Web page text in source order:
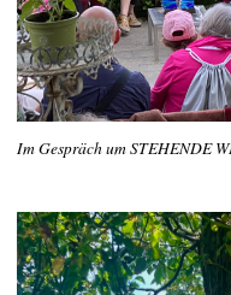
Im Gespräch um STEHENDE